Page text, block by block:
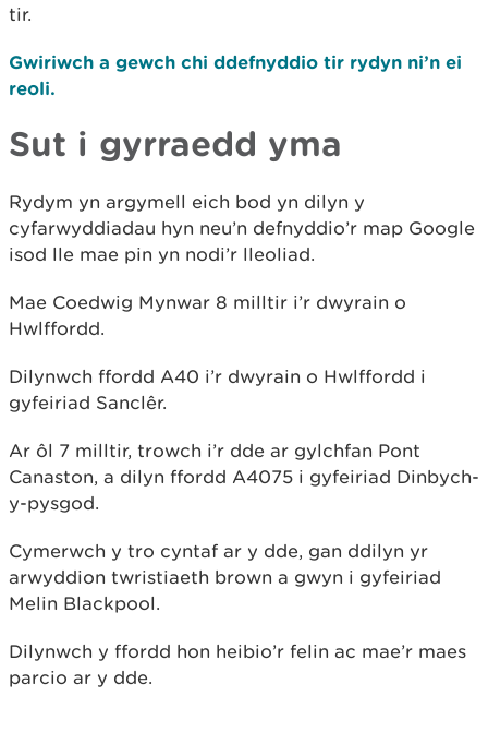
tir.
Gwiriwch a gewch chi ddefnyddio tir rydyn ni’n ei
reoli.
Sut i gyrraedd yma
Rydym yn argymell eich bod yn dilyn y
cyfarwyddiadau hyn neu’n defnyddio’r map Google
isod lle mae pin yn nodi’r lleoliad.
Mae Coedwig Mynwar 8 milltir i’r dwyrain o
Hwlffordd.
Dilynwch ffordd A40 i’r dwyrain o Hwlffordd i
gyfeiriad Sanclêr.
Ar ôl 7 milltir, trowch i’r dde ar gylchfan Pont
Canaston, a dilyn ffordd A4075 i gyfeiriad Dinbych-
y-pysgod.
Cymerwch y tro cyntaf ar y dde, gan ddilyn yr
arwyddion twristiaeth brown a gwyn i gyfeiriad
Melin Blackpool.
Dilynwch y ffordd hon heibio’r felin ac mae’r maes
parcio ar y dde.